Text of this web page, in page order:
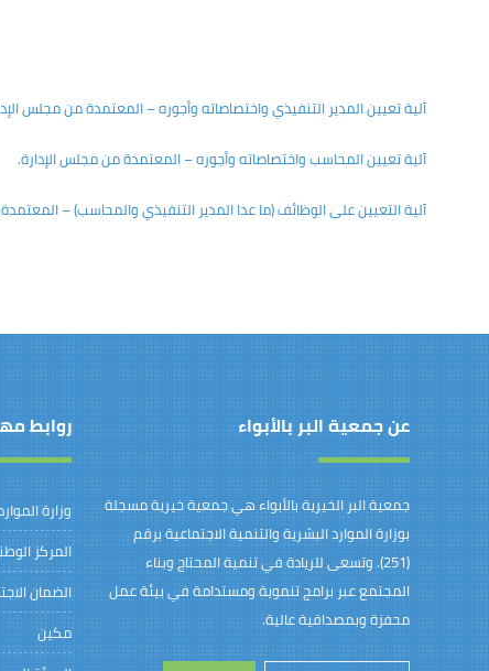
آلية تعيين المدير التنفيذي واختصاصاته وأجوره – المعتمدة من مجلس
آلية تعيين المحاسب واختصاصاته وأجوره – المعتمدة من مجلس الإدارة.
آلية التعيين على الوظائف (ما عدا المدير التنفيذي والمحاسب) –
عن جمعية البر بالأبواء
جمعية البر الخيرية بالأبواء هي جمعية خيرية مسجلة
بوزارة الموارد البشرية والتنمية الاجتماعية برقم
(251). وتسعى للريادة في تنمية المحتاج وبناء
المجتمع عبر برامج تنموية ومستدامة في بيئة عمل
محفزة وبمصداقية عالية.
روابط
وزارة
المركز
الضمان
مكين